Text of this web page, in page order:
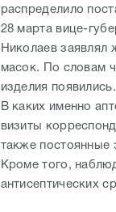
распределило
28 марта вице-
Николаев заявлял
масок. По словам
изделия появились.
В каких именно
визиты
также постоянные
Кроме того,
антисептических